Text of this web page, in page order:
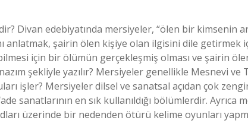
Divan edebiyatında mersiyeler, “ölen bir kimsenin
anlatmak, şairin ölen kişiye olan ilgisini dile getirmek
için bir ölümün gerçekleşmiş olması ve şairin
şekliyle yazılır? Mersiyeler genellikle Mesnevi ve
işler? Mersiyeler dilsel ve sanatsal açıdan çok
sanatlarının en sık kullanıldığı bölümlerdir. Ayrıca
üzerinde bir nedenden ötürü kelime oyunları